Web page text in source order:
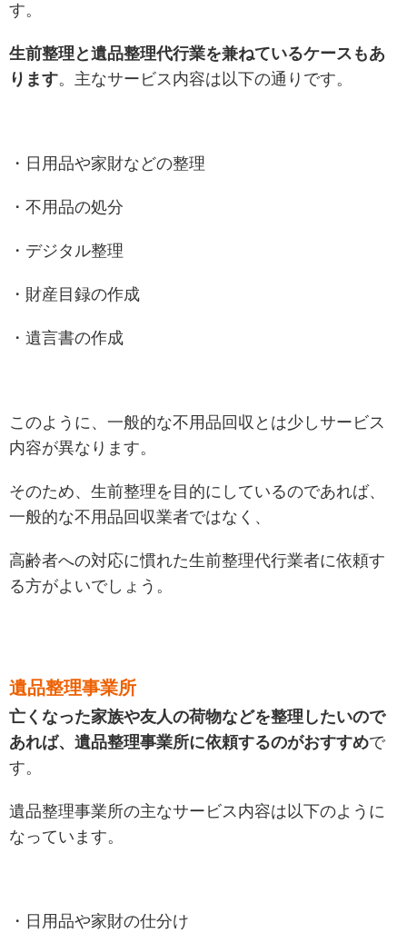
す。
生前整理と遺品整理代行業を兼ねているケースもあ
ります。主なサービス内容は以下の通りです。
・日用品や家財などの整理
・不用品の処分
・デジタル整理
・財産目録の作成
・遺言書の作成
このように、一般的な不用品回収とは少しサービス
内容が異なります。
そのため、生前整理を目的にしているのであれば、
一般的な不用品回収業者ではなく、
高齢者への対応に慣れた生前整理代行業者に依頼す
る方がよいでしょう。
遺品整理事業所
亡くなった家族や友人の荷物などを整理したいので
あれば、遺品整理事業所に依頼するのがおすすめで
す。
遺品整理事業所の主なサービス内容は以下のように
なっています。
・日用品や家財の仕分け